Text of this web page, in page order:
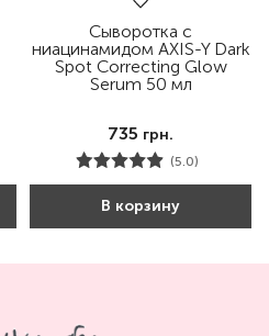
Сыворотка с
ниацинамидом AXIS-Y Dark
Spot Correcting Glow
Serum 50 мл
735 грн.
(5.0)
В корзину